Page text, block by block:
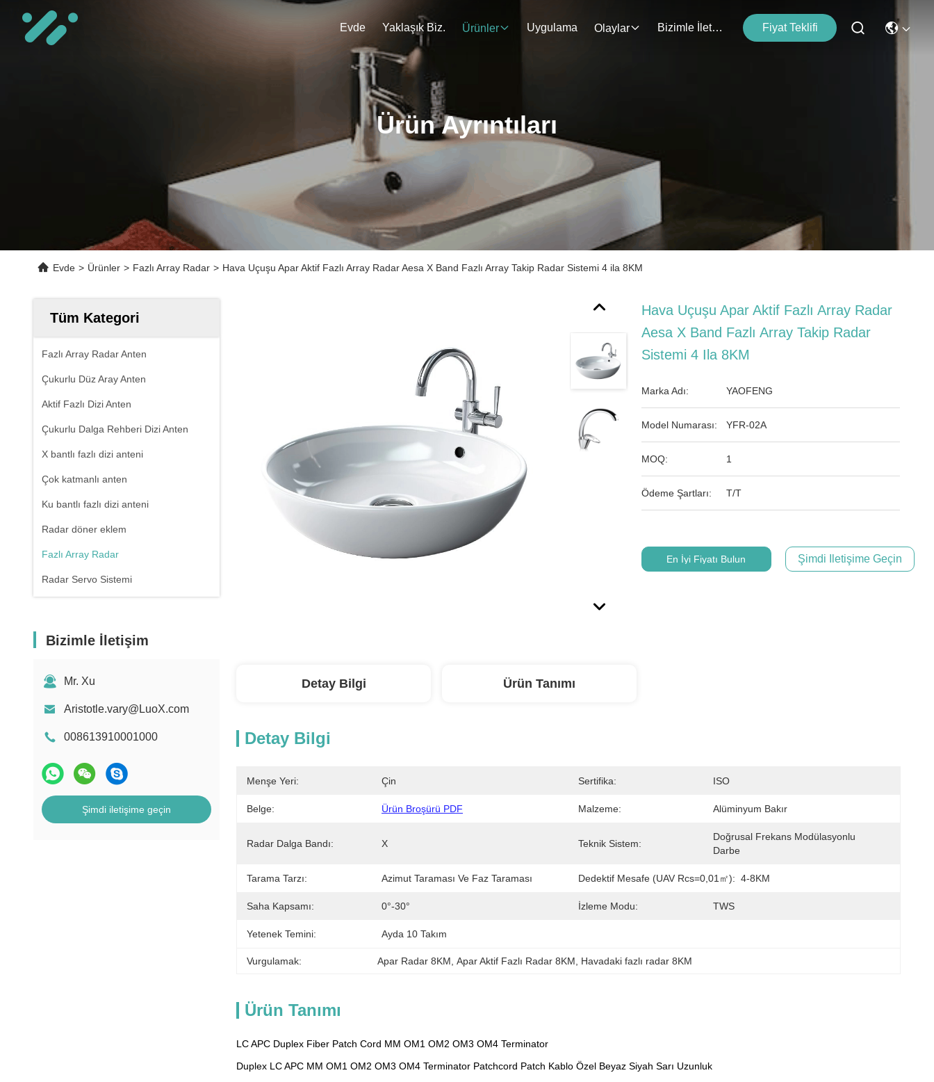
Evde Yaklaşık Biz. Ürünler Uygulama Olaylar Bizimle İletişim Fiyat Teklifi
Ürün Ayrıntıları
Evde > Ürünler > Fazlı Array Radar > Hava Uçuşu Apar Aktif Fazlı Array Radar Aesa X Band Fazlı Array Takip Radar Sistemi 4 ila 8KM
Tüm Kategori
Fazlı Array Radar Anten
Çukurlu Düz Aray Anten
Aktif Fazlı Dizi Anten
Çukurlu Dalga Rehberi Dizi Anten
X bantlı fazlı dizi anteni
Çok katmanlı anten
Ku bantlı fazlı dizi anteni
Radar döner eklem
Fazlı Array Radar
Radar Servo Sistemi
Bizimle İletişim
Mr. Xu
Aristotle.vary@LuoX.com
008613910001000
Şimdi iletişime geçin
Hava Uçuşu Apar Aktif Fazlı Array Radar
Aesa X Band Fazlı Array Takip Radar
Sistemi 4 Ila 8KM
Marka Adı: YAOFENG
Model Numarası: YFR-02A
MOQ: 1
Ödeme Şartları: T/T
En İyi Fiyatı Bulun Şimdi Iletişime Geçin
Detay Bilgi Ürün Tanımı
Detay Bilgi
Menşe Yeri: Çin Sertifika: ISO
Belge: Ürün Broşürü PDF Malzeme: Alüminyum Bakır
Radar Dalga Bandı: X Teknik Sistem:
Doğrusal Frekans Modülasyonlu
Darbe
Tarama Tarzı: Azimut Taraması Ve Faz Taraması Dedektif Mesafe (UAV Rcs=0,01㎡): 4-8KM
Saha Kapsamı: 0°-30° İzleme Modu: TWS
Yetenek Temini: Ayda 10 Takım
Vurgulamak: Apar Radar 8KM , Apar Aktif Fazlı Radar 8KM Havadaki fazlı radar 8KM
Ürün Tanımı
LC APC Duplex Fiber Patch Cord MM OM1 OM2 OM3 OM4 Terminator
Duplex LC APC MM OM1 OM2 OM3 OM4 Terminator Patchcord Patch Kablo Özel Beyaz Siyah Sarı Uzunluk